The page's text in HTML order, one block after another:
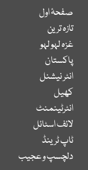
صفحۂ اول
تازہ ترین
غزہ لہو لہو
پاکستان
انٹر نیشنل
کھیل
انٹرٹینمنٹ
لائف اسٹائل
ٹاپ ٹرینڈ
دلچسپ و عجیب